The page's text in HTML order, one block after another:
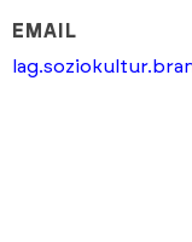
EMAIL